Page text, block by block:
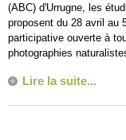
(ABC) d'Urrugne, les
proposent du 28 avril au
participative ouverte à
photographies
Lire la suite...